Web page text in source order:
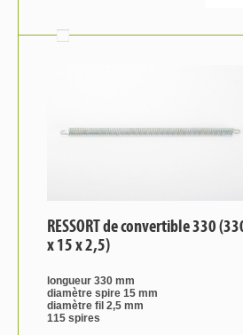
RESSORT de convertible 330
x 15 x 2,5)
longueur 330 mm
diamètre spire 15 mm
diamètre fil 2,5 mm
115 spires